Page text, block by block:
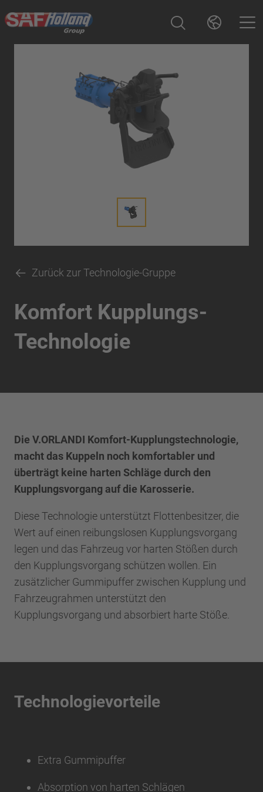
Zurück zur Technologie-Gruppe
Komfort Kupplungs-
Technologie
Die V.ORLANDI Komfort-Kupplungstechnologie,
macht das Kuppeln noch komfortabler und
überträgt keine harten Schläge durch den
Kupplungsvorgang auf die Karosserie.
Diese Technologie unterstützt Flottenbesitzer, die
Wert auf einen reibungslosen Kupplungsvorgang
legen und das Fahrzeug vor harten Stößen durch
den Kupplungsvorgang schützen wollen. Ein
zusätzlicher Gummipuffer zwischen Kupplung und
Fahrzeugrahmen unterstützt den
Kupplungsvorgang und absorbiert harte Stöße.
Technologievorteile
Extra Gummipuffer
Absorption von harten Schlägen